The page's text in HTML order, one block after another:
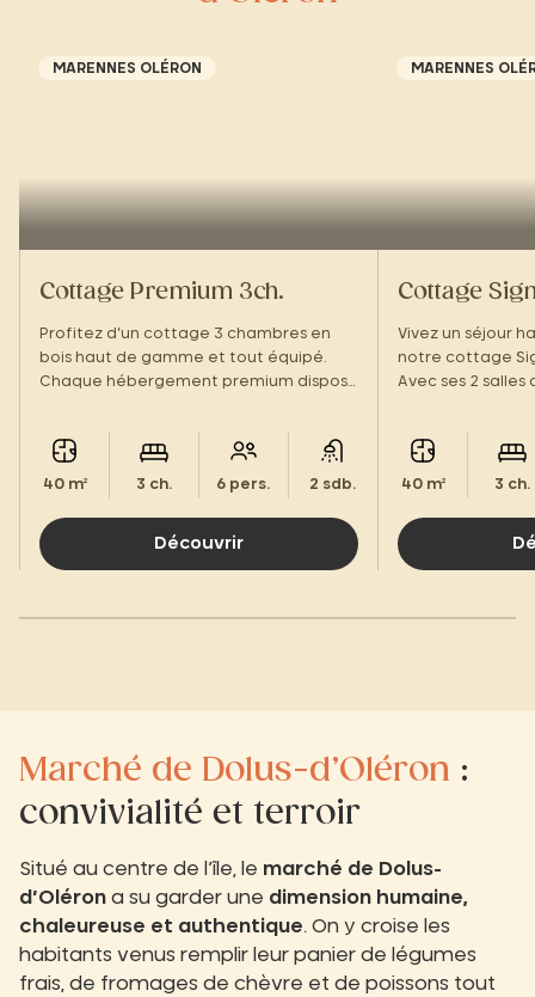
MARENNES OLÉRON
Cottage Premium 3ch.
Profitez d’un cottage 3 chambres en
bois haut de gamme et tout équipé.
Chaque hébergement premium dispose
son espace !
40 m² 3 ch. 6 pers. 2 sdb.
Découvrir
MARENNES
Cottage
Vivez un séjour
notre cottage
Avec ses 2
vos vacances !
40 m² 3 ch.
Marché de Dolus-d’Oléron :
convivialité et terroir
Situé au centre de l’île, le marché de Dolus-
d’Oléron a su garder une dimension humaine,
chaleureuse et authentique. On y croise les
habitants venus remplir leur panier de légumes
frais, de fromages de chèvre et de poissons tout